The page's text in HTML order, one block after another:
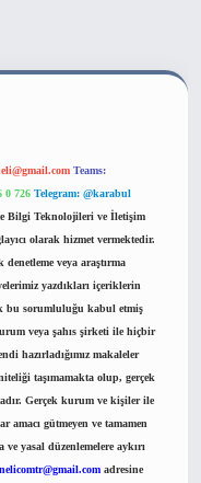
Teams:
0 726 Telegram: @karabul
Bilgi Teknolojileri ve İletişim
olarak hizmet vermektedir.
veya araştırma
yazdıkları içeriklerin
bu sorumluluğu kabul etmiş
veya şahıs şirketi ile hiçbir
hazırladığımız makaleler
taşımamakta olup, gerçek
Gerçek kurum ve kişiler ile
amacı gütmeyen ve tamamen
yasal düzenlemelere aykırı
adresine